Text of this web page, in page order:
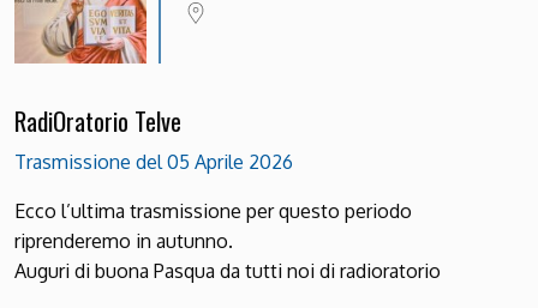
RadiOratorio Telve
Trasmissione del 05 Aprile 2026
Ecco l’ultima trasmissione per questo periodo
riprenderemo in autunno.
Auguri di buona Pasqua da tutti noi di radioratorio